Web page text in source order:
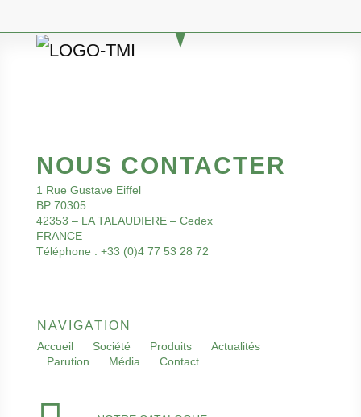
NOUS CONTACTER
1 Rue Gustave Eiffel
BP 70305
42353 – LA TALAUDIERE – Cedex
FRANCE
Téléphone : +33 (0)4 77 53 28 72
NAVIGATION
Accueil Société Produits
Actualités
Parution
Média Contact